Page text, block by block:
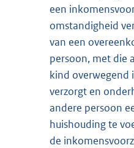
een
omstandigheid
van een
persoon, met die
kind overwegend
verzorgt en
andere persoon
huishouding te
de